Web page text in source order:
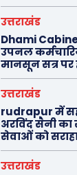
उत्तराखंड
Dhami
उपनल
मानसून सत्र
उत्तराखंड
rudrapur में
अरविंद सैनी का
सेवाओं को
उत्तराखंड